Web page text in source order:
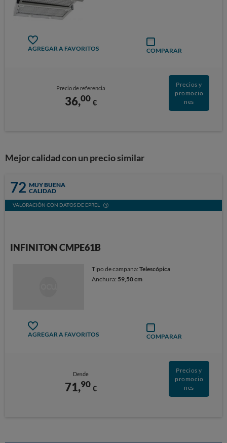
AGREGAR A FAVORITOS COMPARAR
Precio de referencia
36,00 €
Precios y
promocio
nes
Mejor calidad con un precio similar
72 MUY BUENA
CALIDAD
VALORACIÓN CON DATOS DE EPREL
INFINITON CMPE61B
Tipo de campana:Telescópica
Anchura: 59,50 cm
AGREGAR A FAVORITOS COMPARAR
Desde
71,90 €
Precios y
promocio
nes